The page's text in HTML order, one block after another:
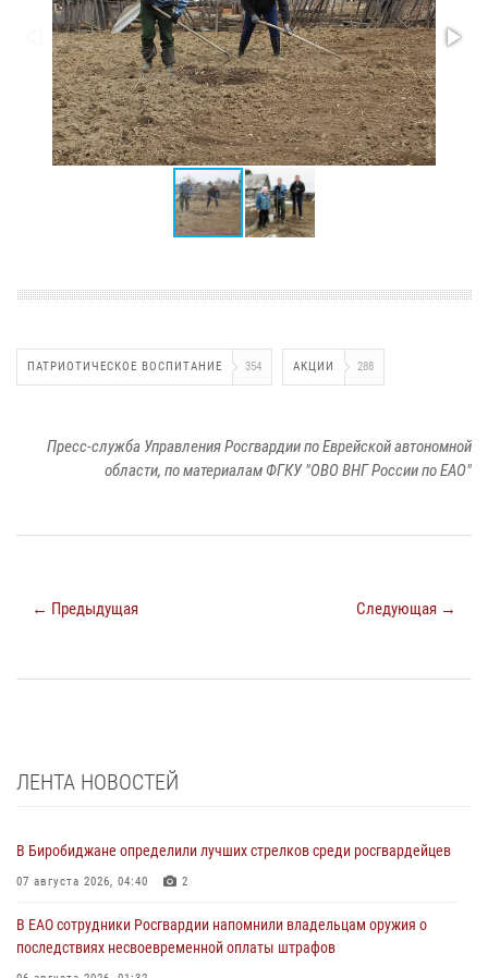
ПАТРИОТИЧЕСКОЕ ВОСПИТАНИЕ 354 АКЦИИ 288
Пресс-служба Управления Росгвардии по Еврейской автономной
области, по материалам ФГКУ "ОВО ВНГ России по ЕАО"
← Предыдущая Следующая →
ЛЕНТА НОВОСТЕЙ
В Биробиджане определили лучших стрелков среди росгвардейцев
07 августа 2026, 04:40 2
В ЕАО сотрудники Росгвардии напомнили владельцам оружия о
последствиях несвоевременной оплаты штрафов